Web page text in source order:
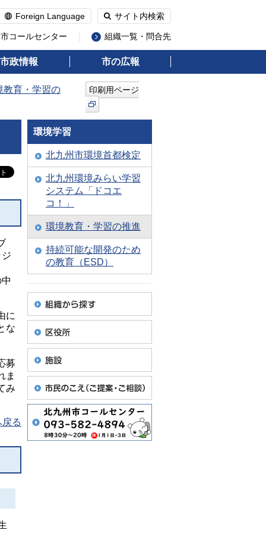
Foreign Language サイト内検索
コールセンター 組織一覧・問合先
市政情報 市の広報
教育・学習の
印刷用ページ
に
な
募
ま
み
る
環境学習
北九州市環境首都検定
北九州環境みらい学習
システム「ドコエ
コ！」
環境教育・学習の推進
持続可能な開発のため
の教育（ESD）